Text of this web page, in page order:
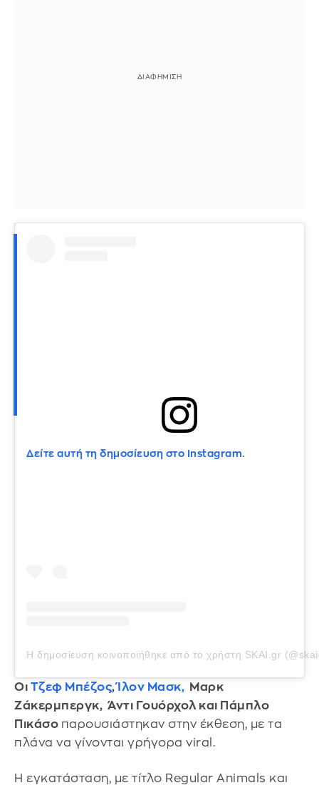
Δείτε αυτή τη δημοσίευση στο Instagram.
Η δημοσίευση κοινοποιήθηκε από το χρήστη SKAI.gr
Οι Τζεφ Μπέζος, Ίλον Μασκ, Μαρκ
Ζάκερμπεργκ, Άντι Γουόρχολ και Πάμπλο
Πικάσο παρουσιάστηκαν στην έκθεση, με τα
πλάνα να γίνονται γρήγορα viral.
Η εγκατάσταση, με τίτλο Regular Animals και